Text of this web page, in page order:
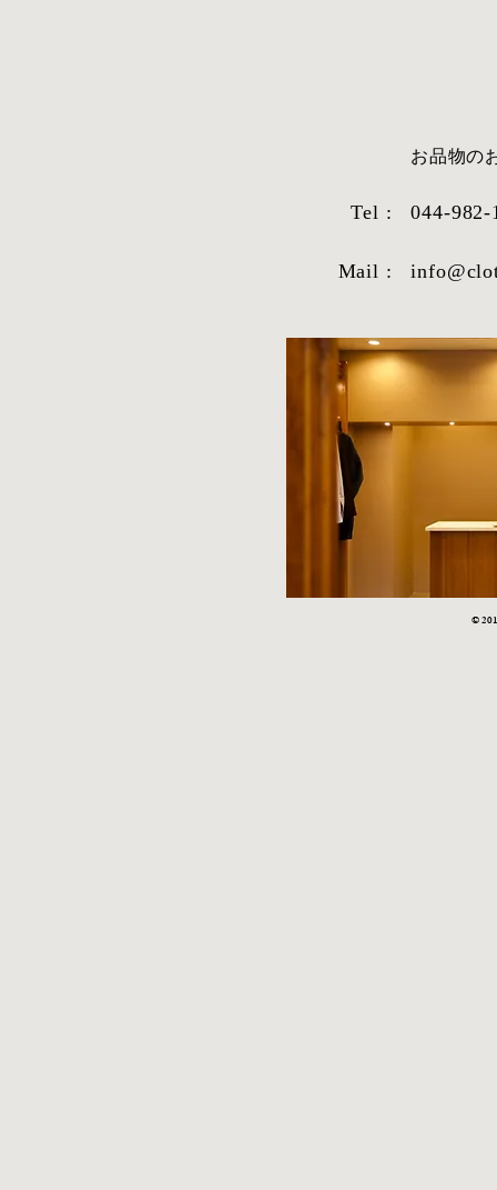
お品物の
Tel : 044-982-
Mail :
©